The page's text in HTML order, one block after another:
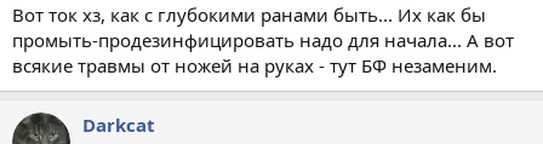
Вот ток хз, как с глубокими ранами быть... Их как бы
промыть-продезинфицировать надо для начала... А вот
всякие травмы от ножей на руках - тут БФ незаменим.
Darkcat